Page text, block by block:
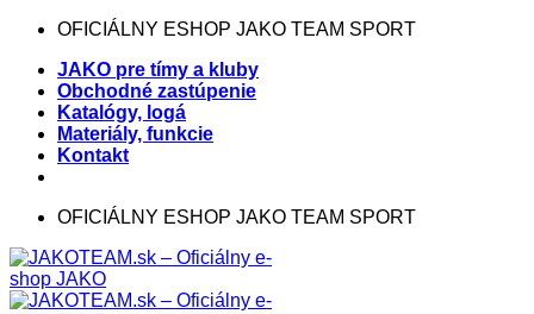
Skip
content
OFICIÁLNY ESHOP JAKO TEAM SPORT
JAKO pre tímy a kluby
Obchodné zastúpenie
Katalógy, logá
Materiály, funkcie
Kontakt
OFICIÁLNY ESHOP JAKO TEAM SPORT